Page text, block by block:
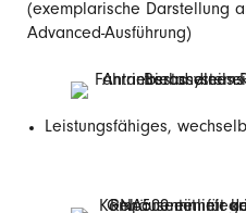
(exemplarische Darstellung
Advanced-Ausführung)
Leistungsfähiges,